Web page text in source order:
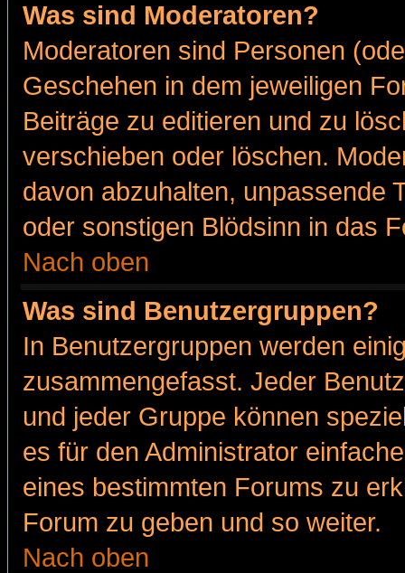
Was sind Moderatoren?
Moderatoren sind Personen
Geschehen in dem jeweiligen
Beiträge zu editieren und zu
verschieben oder löschen.
davon abzuhalten, unpassende
oder sonstigen Blödsinn in das
Nach oben
Was sind Benutzergruppen?
In Benutzergruppen werden
zusammengefasst. Jeder
und jeder Gruppe können
es für den Administrator
eines bestimmten Forums zu
Forum zu geben und so weiter.
Nach oben